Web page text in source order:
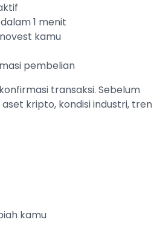
1 menit
kamu
pembelian
transaksi. Sebelum
kripto, kondisi industri, tren
kamu